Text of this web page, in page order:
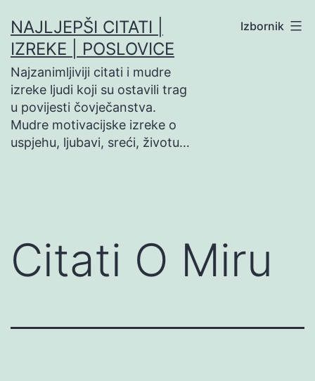
na
sadržaj
NAJLJEPŠI CITATI |
IZREKE | POSLOVICE
Najzanimljiviji citati i mudre
izreke ljudi koji su ostavili trag
u povijesti čovječanstva.
Mudre motivacijske izreke o
uspjehu, ljubavi, sreći, životu…
Izbornik
Citati O Miru